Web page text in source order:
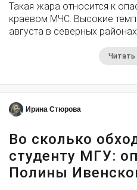
Такая жара относится к
краевом МЧС. Высокие
августа в северных
Читать
Ирина Стюрова
Во сколько
студенту МГУ:
Полины